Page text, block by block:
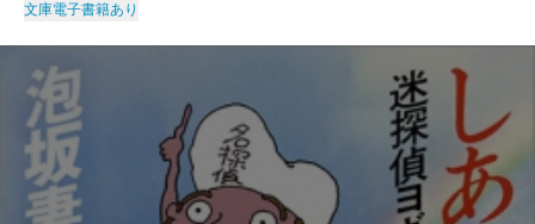
文庫電子書籍あり